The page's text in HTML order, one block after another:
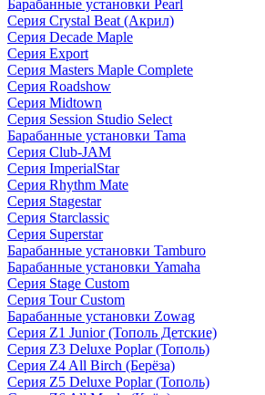
Барабанные установки Pearl
Серия Crystal Beat (Акрил)
Серия Decade Maple
Серия Export
Серия Masters Maple Complete
Серия Roadshow
Серия Midtown
Серия Session Studio Select
Барабанные установки Tama
Серия Club-JAM
Серия ImperialStar
Серия Rhythm Mate
Серия Stagestar
Серия Starclassic
Серия Superstar
Барабанные установки Tamburo
Барабанные установки Yamaha
Серия Stage Custom
Серия Tour Custom
Барабанные установки Zowag
Серия Z1 Junior (Тополь Детские)
Серия Z3 Deluxe Poplar (Тополь)
Серия Z4 All Birch (Берёза)
Серия Z5 Deluxe Poplar (Тополь)